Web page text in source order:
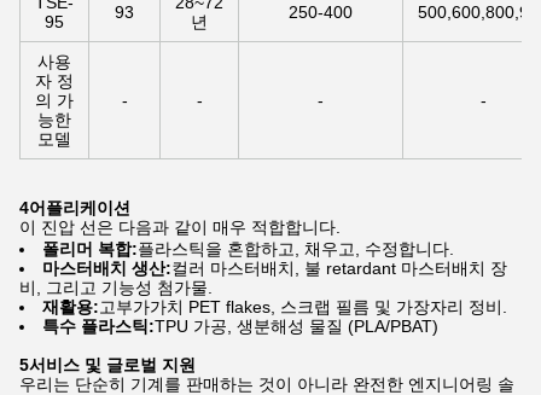
95
93
년
250-400
사용
자 정
의 가
능한
모델
- - - -
4어플리케이션
이 진압 선은 다음과 같이 매우 적합합니다.
폴리머 복합:플라스틱을 혼합하고, 채우고, 수정합니다.
마스터배치 생산:컬러 마스터배치, 불 retardant 마스터배치 장
비, 그리고 기능성 첨가물.
재활용:고부가가치 PET flakes, 스크랩 필름 및 가장자리 정비.
특수 플라스틱:TPU 가공, 생분해성 물질 (PLA/PBAT)
5서비스 및 글로벌 지원
우리는 단순히 기계를 판매하는 것이 아니라 완전한 엔지니어링 솔